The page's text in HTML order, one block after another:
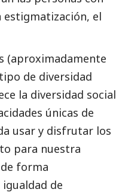
el
(aproximadamente
de diversidad
la diversidad social
únicas de
usar y disfrutar los
para nuestra
forma
de